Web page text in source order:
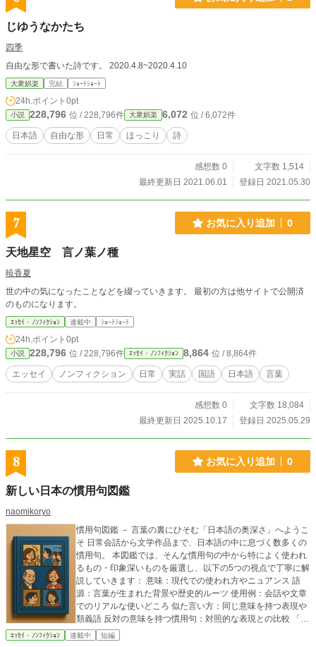
じゆうなかたち
四季
自由な形で書いた詩です。 2020.4.8~2020.4.10
大衆娯楽 完結 ｼｮｰﾄｼｮｰﾄ
24h.ポイント 0pt
小説 228,796 位 / 228,796件 大衆娯楽 6,072 位 / 6,072件
日本語 自由な形 日常 ほっこり 詩
感想数 0
文字数 1,514
最終更新日 2021.06.01
登録日 2021.05.30
7 お気に入り追加 0
天地星空 言ノ葉ノ種
暁香夏
世の中の気になったことなどを綴っていきます。 最初の方は他サイトで公開済
のものになります。
ｴｯｾｲ・ﾉﾝﾌｨｸｼｮﾝ 連載中 ｼｮｰﾄｼｮｰﾄ
24h.ポイント 0pt
小説 228,796 位 / 228,796件 ｴｯｾｲ・ﾉﾝﾌｨｸｼｮﾝ 8,864 位 / 8,864件
エッセイ ノンフィクション 日常 実話 国語 日本語 言葉
感想数 0
文字数 18,084
最終更新日 2025.10.17
登録日 2025.05.29
8 お気に入り追加 0
新しい日本の慣用句図鑑
naomikoryo
慣用句図鑑 － 言葉の裏にひそむ「日本語の奥深さ」へようこ
そ 日常会話から文学作品まで、日本語の中に息づく数多くの
慣用句。 本図鑑では、そんな慣用句の中から特によく使われ
るもの・印象深いものを厳選し、以下の5つの視点で丁寧に解
説していきます： 意味：現代での使われ方やニュアンス 語
源：言葉が生まれた背景や歴史的ルーツ 使用例：会話や文章
でのリアルな使いどころ 似た言い方：同じ意味を持つ表現や
類義語 反対の意味を持つ慣用句：対照的な表現との比較 「ひ
ょんなことから」「明後日の方向」など、何気なく使ってい
ｴｯｾｲ・ﾉﾝﾌｨｸｼｮﾝ 連載中 短編